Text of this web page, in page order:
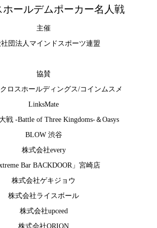
ホールデムポーカー名人戦
主催
団法人マインドスポーツ連盟
協賛
ロスホールディングス/コインムスメ
LinksMate
戦 -Battle of Three Kingdoms-＆Oasys
BLOW 渋谷
株式会社every
Bar BACKDOOR」宮崎店
株式会社ゲキジョウ
株式会社ライスボール
株式会社upceed
株式会社ORION